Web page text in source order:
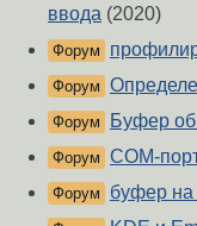
ввода (2020)
Форум
Форум
Форум Буфер
Форум COM-
Форум буфер на